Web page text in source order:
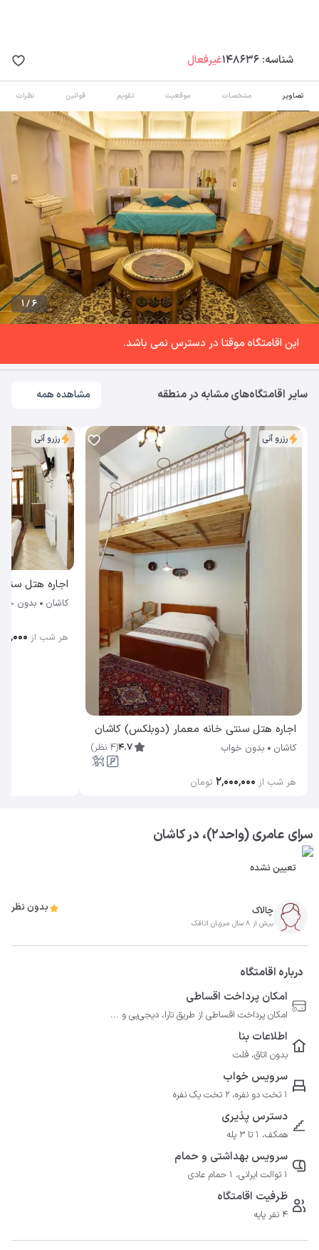
شناسه: 148636غیرفعال
تصاویر مشخصات موقعیت تقویم قوانین نظرات
1 / 6
این اقامتگاه موقتا در دسترس نمی باشد.
سایر اقامتگاه‌های مشابه در منطقه مشاهده همه
رزرو آنی
اجاره هتل سنتی خانه معمار (دوبلکس) کاشان
کاشان بدون خواب 4.7
(
4 نظر)
هر شب از ۲٬۰۰۰٬۰۰۰ تومان
رزرو آنی
اجاره هتل
کاشان بدون
هر شب از
سرای عامری (واحد2)، در کاشان
تعیین نشده
چالاک
بیش از 8 سال میزبان اتاقک
بدون نظر
درباره اقامتگاه
امکان پرداخت اقساطی
امکان پرداخت اقساطی از طریق تارا، دیجی‌پی و ...
اطلاعات بنا
بدون اتاق، فلت
سرویس خواب
1 تخت دو نفره، 2 تخت یک نفره
دسترس پذیری
همکف، 1 تا 3 پله
سرویس بهداشتی و حمام
1 توالت ایرانی، 1 حمام عادی
ظرفیت اقامتگاه
4 نفر پایه